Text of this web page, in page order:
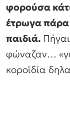
φορούσα
έτρωγα πάρα
παιδιά.
φώναζαν…
κοροϊδία